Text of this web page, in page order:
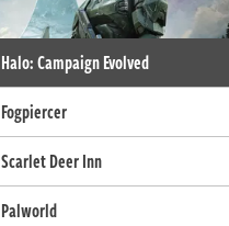
Halo: Campaign Evolved
Fogpiercer
Scarlet Deer Inn
Palworld